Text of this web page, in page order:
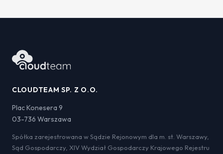
CLOUDTEAM SP. Z O.O.
Plac Konesera 9
03-736 Warszawa
Spółka zarejestrowana w Sądzie Rejonowym dla m. st. Warszawy,
Sąd Gospodarczy, XIV Wydział Gospodarczy Krajowego Rejestru